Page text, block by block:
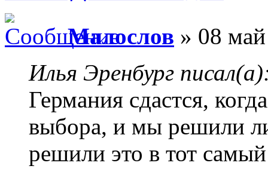
Малослов » 08
Илья Эренбург
Германия сдастся,
выбора, и мы решили
решили это в тот